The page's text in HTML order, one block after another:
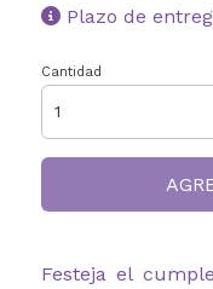
Plazo de
Cantidad
Festeja el